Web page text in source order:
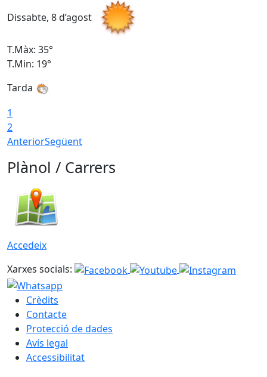
Dissabte, 8 d’agost
T.Màx: 35°
T.Min: 19°
Tarda
1
2
AnteriorSegüent
Plànol / Carrers
Accedeix
Xarxes socials:
Crèdits
Contacte
Protecció de dades
Avís legal
Accessibilitat